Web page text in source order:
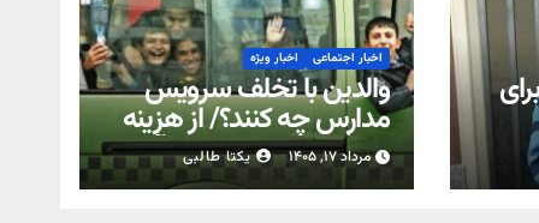
اخبار اجتماعی اخبار ویژه
والدین با تخلف سرویس
مدارس چه کنند؟/ از هزینه
اضافه تا معطلی دانش‌آموز
مرداد ۱۷, ۱۴۰۵ یکتا طالبی